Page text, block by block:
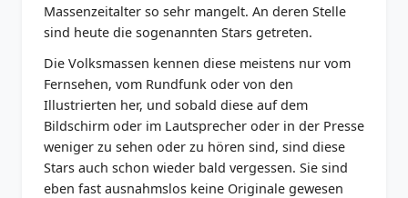
Massenzeitalter so sehr mangelt. An deren Stelle
sind heute die sogenannten Stars getreten.
Die Volksmassen kennen diese meistens nur vom
Fernsehen, vom Rundfunk oder von den
Illustrierten her, und sobald diese auf dem
Bildschirm oder im Lautsprecher oder in der Presse
weniger zu sehen oder zu hören sind, sind diese
Stars auch schon wieder bald vergessen. Sie sind
eben fast ausnahmslos keine Originale gewesen